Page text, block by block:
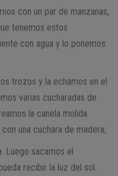
con un par de manzanas,
tenemos estos
con agua y lo ponemos
trozos y la echamos en el
varias cucharadas de
la canela molida
una cuchara de madera;
Luego sacamos el
recibir la luz del sol.